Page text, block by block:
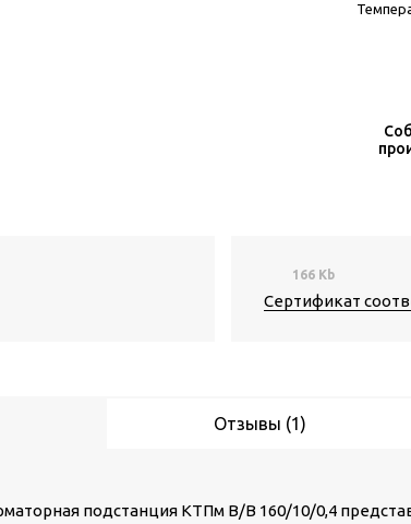
166 Kb
Сертификат
Отзывы (1)
подстанция КТПм В/В 160/10/0,4